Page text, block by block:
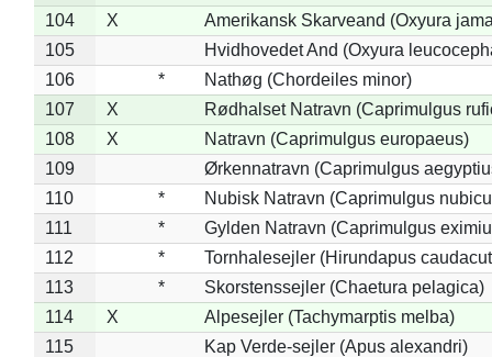
104 X
Amerikansk Skarveand (Oxyura
105
Hvidhovedet And (Oxyura
106
*
Nathøg (Chordeiles minor)
107
X
Rødhalset Natravn (Caprimulgus
108
X
Natravn (Caprimulgus europaeus)
109
Ørkennatravn (Caprimulgus
110
*
Nubisk Natravn (Caprimulgus
111
*
Gylden Natravn (Caprimulgus
112
*
Tornhalesejler (Hirundapus
113
*
Skorstenssejler (Chaetura pelagica)
114
X
Alpesejler (Tachymarptis melba)
115
Kap Verde-sejler (Apus alexandri)